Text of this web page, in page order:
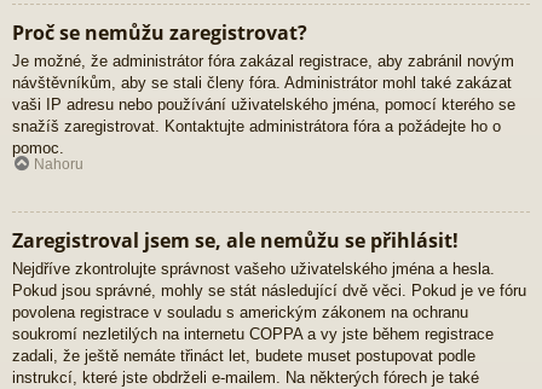
Proč se nemůžu zaregistrovat?
Je možné, že administrátor fóra zakázal registrace, aby zabránil novým
návštěvníkům, aby se stali členy fóra. Administrátor mohl také zakázat
vaši IP adresu nebo používání uživatelského jména, pomocí kterého se
snažíš zaregistrovat. Kontaktujte administrátora fóra a požádejte ho o
pomoc.
Nahoru
Zaregistroval jsem se, ale nemůžu se přihlásit!
Nejdříve zkontrolujte správnost vašeho uživatelského jména a hesla.
Pokud jsou správné, mohly se stát následující dvě věci. Pokud je ve fóru
povolena registrace v souladu s americkým zákonem na ochranu
soukromí nezletilých na internetu COPPA a vy jste během registrace
zadali, že ještě nemáte třináct let, budete muset postupovat podle
instrukcí, které jste obdrželi e-mailem. Na některých fórech je také